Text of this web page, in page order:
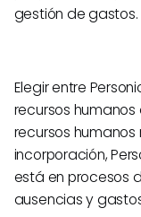
gestión de gastos.
Elegir entre
recursos
recursos
incorporación,
está en procesos
ausencias y